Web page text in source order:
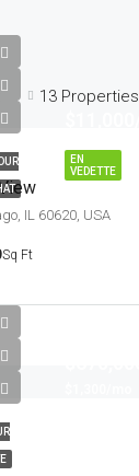
13 Properties
EN
VEDETTE
IL 60620, USA
Sq Ft